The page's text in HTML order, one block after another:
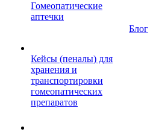
Гомеопатические
аптечки
Кейсы (пеналы) для
хранения и
транспортировки
гомеопатических
препаратов
Блог